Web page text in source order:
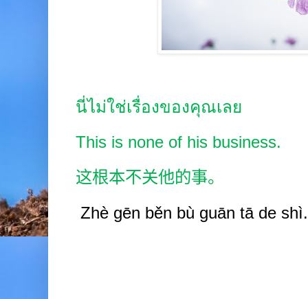
นี่ไม่ใช่เรื่องของคุณเลย
This is none of his business.
这根本不关他的事。
Zhè gēn běn bù guān tā de shì.